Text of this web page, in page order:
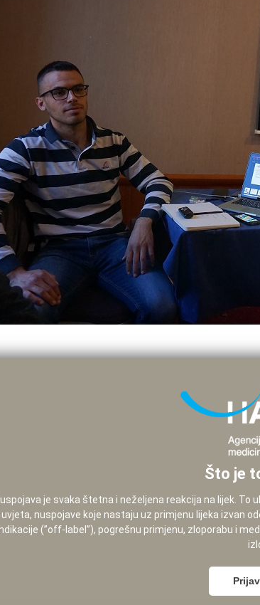
Što je
je svaka štetna i neželjena reakcija na lijek.
uvjeta, nuspojave koje nastaju uz primjenu lijeka izvan
(”off-label”), pogrešnu primjenu, zloporabu i